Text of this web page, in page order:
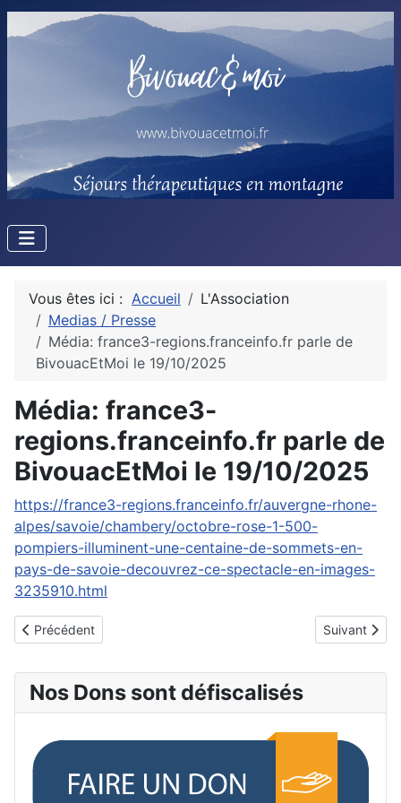
Vous êtes ici : Accueil
L'Association
Medias / Presse
Média: france3-regions.franceinfo.fr parle de
BivouacEtMoi le 19/10/2025
Média: france3-
regions.franceinfo.fr parle de
BivouacEtMoi le 19/10/2025
https://france3-regions.franceinfo.fr/auvergne-rhone-
alpes/savoie/chambery/octobre-rose-1-500-
pompiers-illuminent-une-centaine-de-sommets-en-
pays-de-savoie-decouvrez-ce-spectacle-en-images-
3235910.html
Article précédent : Média: Le Dauphiné parle de BivouacEtMoi le
Précédent Article
Suivant
Nos Dons sont défiscalisés